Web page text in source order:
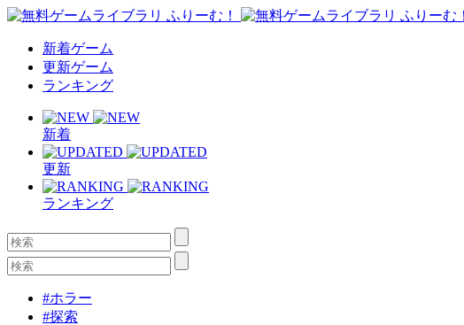
新着ゲーム
更新ゲーム
ランキング
新着
更新
ランキング
#ホラー
#探索